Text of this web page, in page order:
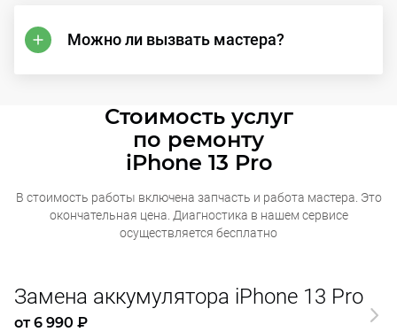
Можно ли вызвать мастера?
Стоимость услуг
по ремонту
iPhone 13 Pro
В стоимость работы включена запчасть и работа мастера. Это
окончательная цена. Диагностика в нашем сервисе
осуществляется бесплатно
Замена аккумулятора iPhone 13 Pro
от 6 990 ₽